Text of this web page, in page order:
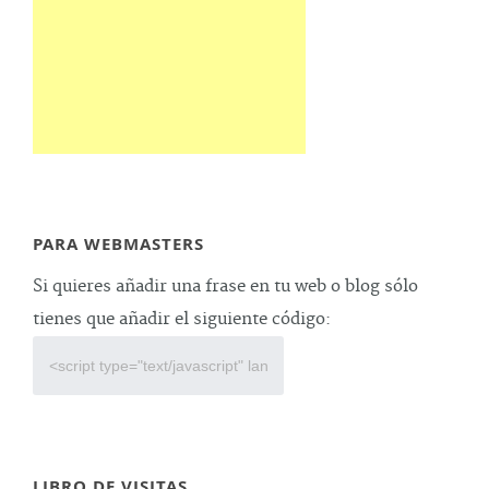
PARA WEBMASTERS
Si quieres añadir una frase en tu web o blog sólo
tienes que añadir el siguiente código: